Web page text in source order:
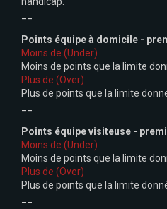
Points équipe à domicile -
Moins de (Under)
Moins de points que la limite
Plus de (Over)
Plus de points que la limite
Points équipe visiteuse -
Moins de (Under)
Moins de points que la limite
Plus de (Over)
Plus de points que la limite